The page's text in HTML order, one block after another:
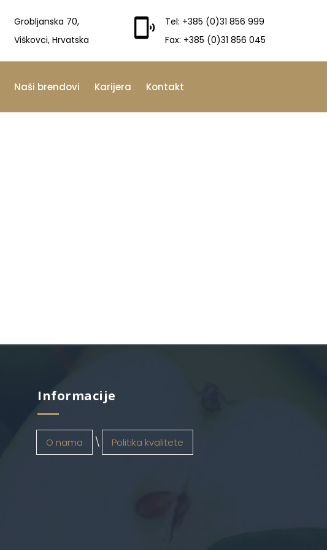
Grobljanska 70,
Viškovci, Hrvatska
Tel: +385 (0)31 856 999
Fax: +385 (0)31 856 045
Naši brendovi Karijera Kontakt
Informacije
O nama Politika kvalitete